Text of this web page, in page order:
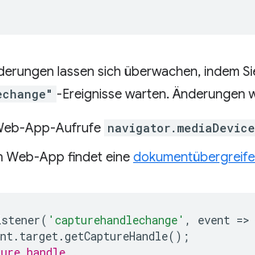
lassen sich überwachen, indem
-Ereignisse warten. Änderungen
App-Aufrufe
Web-App findet eine
( 'capturehandlechange' , event =>
. target.getCaptureHandle();